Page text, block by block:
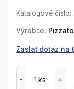
Katalogové číslo:
Výrobce:
Zaslat dotaz na